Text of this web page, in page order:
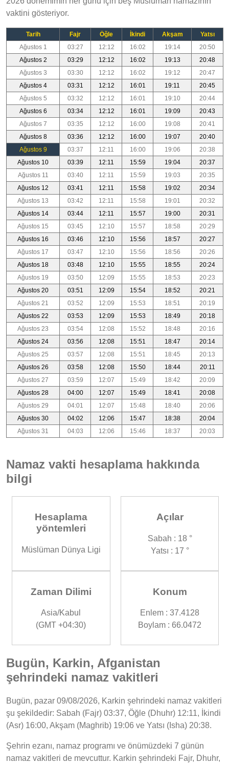
vaktini gösteriyor.
Tarih Fajr Öğle İkindi Akşam
Yatsı
Ağustos 1
03:27 12:12 16:02 19:14
20:50
Ağustos 2
03:29 12:12 16:02 19:13
20:48
Ağustos 3
03:30 12:12 16:02 19:12
20:47
Ağustos 4
03:31 12:12 16:01 19:11
20:45
Ağustos 5
03:32 12:12 16:01 19:10
20:44
Ağustos 6
03:34 12:12 16:01 19:09
20:43
Ağustos 7
03:35 12:12 16:00 19:08
20:41
Ağustos 8
03:36 12:12 16:00 19:07
20:40
Ağustos 9
03:37 12:11 16:00 19:06
20:38
Ağustos 10
03:39 12:11 15:59 19:04
20:37
Ağustos 11
03:40 12:11 15:59 19:03
20:35
Ağustos 12
03:41 12:11 15:58 19:02
20:34
Ağustos 13
03:42 12:11 15:58 19:01
20:32
Ağustos 14
03:44 12:11 15:57 19:00
20:31
Ağustos 15
03:45 12:10 15:57 18:58
20:29
Ağustos 16
03:46 12:10 15:56 18:57
20:27
Ağustos 17
03:47 12:10 15:56 18:56
20:26
Ağustos 18
03:48 12:10 15:55 18:55
20:24
Ağustos 19
03:50 12:09 15:55 18:53
20:23
Ağustos 20
03:51 12:09 15:54 18:52
20:21
Ağustos 21
03:52 12:09 15:53 18:51
20:19
Ağustos 22
03:53 12:09 15:53 18:49
20:18
Ağustos 23
03:54 12:08 15:52 18:48
20:16
Ağustos 24
03:56 12:08 15:51 18:47
20:14
Ağustos 25
03:57 12:08 15:51 18:45
20:13
Ağustos 26
03:58 12:08 15:50 18:44
20:11
Ağustos 27
03:59 12:07 15:49 18:42
20:09
Ağustos 28
04:00 12:07 15:49 18:41
20:08
Ağustos 29
04:01 12:07 15:48 18:40
20:06
Ağustos 30
04:02 12:06 15:47 18:38
20:04
Ağustos 31
04:03 12:06 15:46 18:37 20:03
Namaz vakti hesaplama hakkında
bilgi
Hesaplama
yöntemleri
Müslüman Dünya Ligi
Açılar
Sabah : 18 °
Yatsı : 17 °
Zaman Dilimi
Asia/Kabul
(GMT +04:30)
Konum
Enlem : 37.4128
Boylam : 66.0472
Bugün, Karkin, Afganistan
şehrindeki namaz vakitleri
Bugün, pazar 09/08/2026, Karkin şehrindeki namaz vakitleri
şu şekildedir: Sabah (Fajr) 03:37, Öğle (Dhuhr) 12:11, İkindi
(Asr) 16:00, Akşam (Maghrib) 19:06 ve Yatsı (Isha) 20:38.
Şehrin ezanı, namaz programı ve önümüzdeki 7 günün
namaz vakitleri de mevcuttur. Karkin şehrindeki Fajr, Dhuhr,